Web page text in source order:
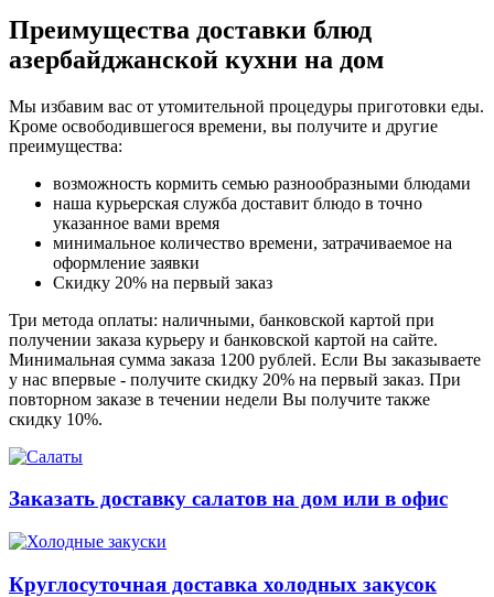
Преимущества доставки блюд
азербайджанской кухни на дом
Мы избавим вас от утомительной процедуры приготовки еды.
Кроме освободившегося времени, вы получите и другие
преимущества:
возможность кормить семью разнообразными блюдами
наша курьерская служба доставит блюдо в точно
указанное вами время
минимальное количество времени, затрачиваемое на
оформление заявки
Скидку 20% на первый заказ
Три метода оплаты: наличными, банковской картой при
получении заказа курьеру и банковской картой на сайте.
Минимальная сумма заказа 1200 рублей. Если Вы заказываете
у нас впервые - получите скидку 20% на первый заказ. При
повторном заказе в течении недели Вы получите также
скидку 10%.
Заказать доставку салатов на дом или в офис
Круглосуточная доставка холодных закусок